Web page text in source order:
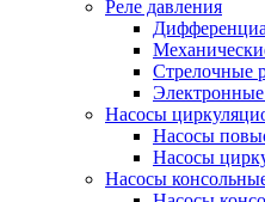
Реле давления
Стрелочные
Электронные
Насосы
Насосы
Насосы
Насосы